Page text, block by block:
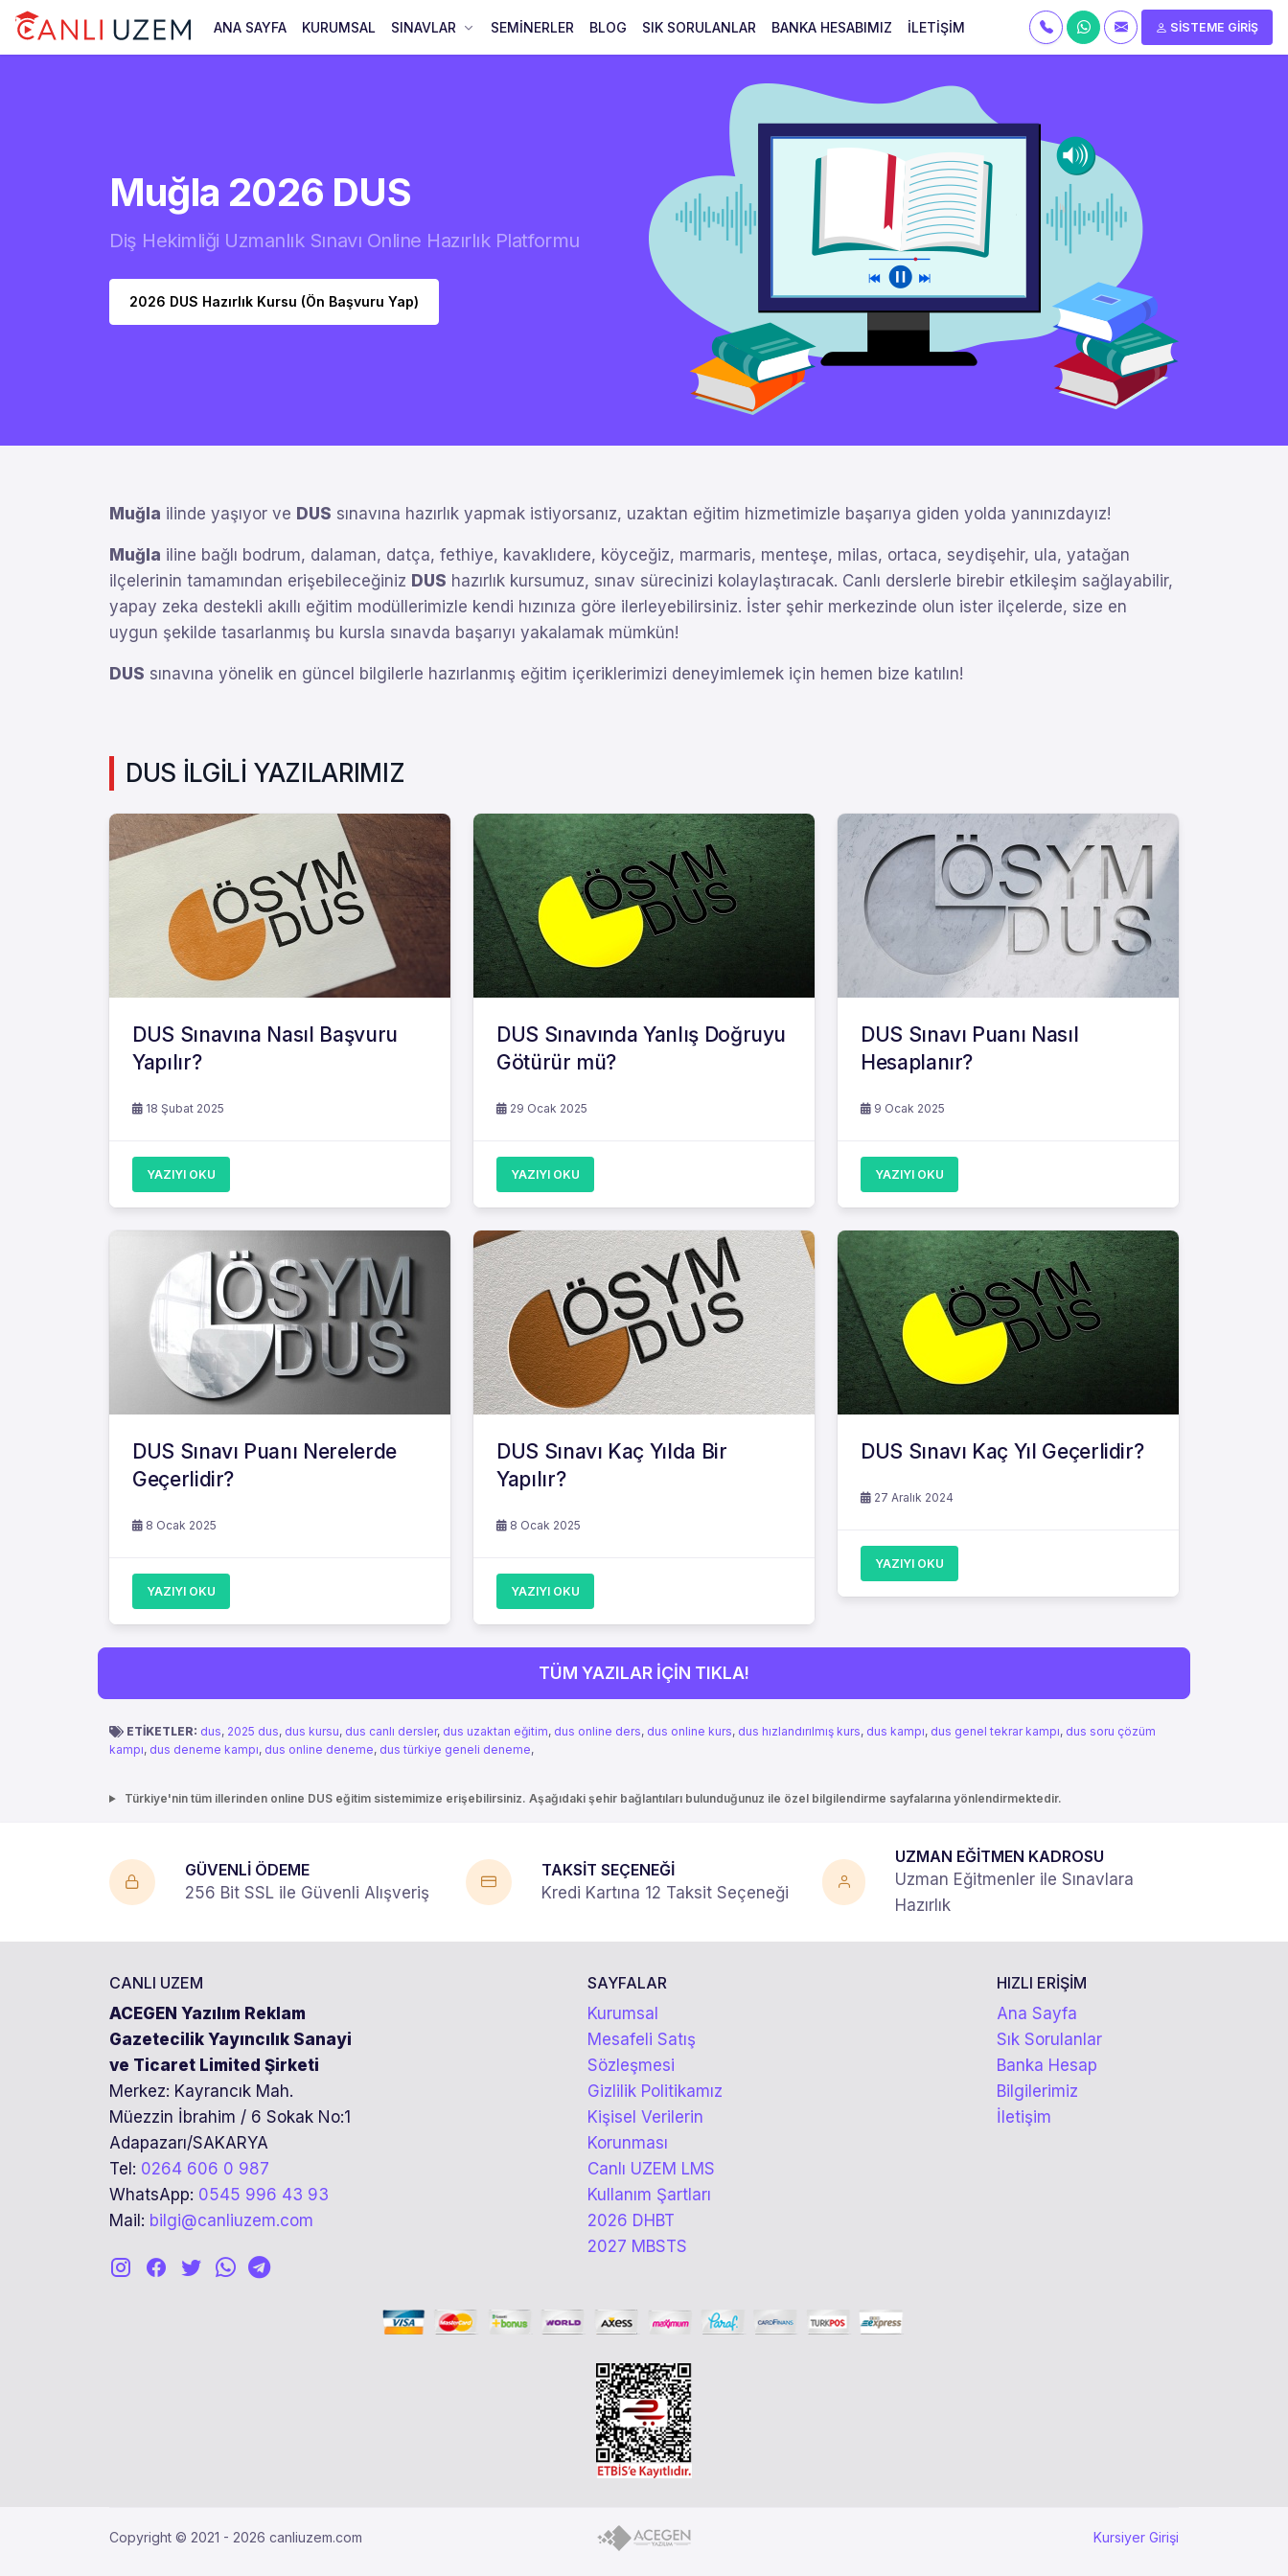
SİSTEME GİRİŞ
ANA SAYFA KURUMSAL SINAVLAR SEMİNERLER BLOG SIK SORULANLAR BANKA HESABIMIZ İLETİŞİM
Muğla 2026 DUS
Diş Hekimliği Uzmanlık Sınavı Online Hazırlık Platformu
2026 DUS Hazırlık Kursu (Ön Başvuru Yap)
Muğla ilinde yaşıyor ve DUS sınavına hazırlık yapmak istiyorsanız, uzaktan eğitim hizmetimizle başarıya giden yolda yanınızdayız!
Muğla iline bağlı bodrum, dalaman, datça, fethiye, kavaklıdere, köyceğiz, marmaris, menteşe, milas, ortaca, seydişehir, ula, yatağan
ilçelerinin tamamından erişebileceğiniz DUS hazırlık kursumuz, sınav sürecinizi kolaylaştıracak. Canlı derslerle birebir etkileşim sağlayabilir,
yapay zeka destekli akıllı eğitim modüllerimizle kendi hızınıza göre ilerleyebilirsiniz. İster şehir merkezinde olun ister ilçelerde, size en
uygun şekilde tasarlanmış bu kursla sınavda başarıyı yakalamak mümkün!
DUS sınavına yönelik en güncel bilgilerle hazırlanmış eğitim içeriklerimizi deneyimlemek için hemen bize katılın!
DUS İLGİLİ YAZILARIMIZ
DUS Sınavına Nasıl Başvuru
Yapılır?
18 Şubat 2025
YAZIYI OKU
DUS Sınavında Yanlış Doğruyu
Götürür mü?
29 Ocak 2025
YAZIYI OKU
DUS Sınavı Puanı Nasıl
Hesaplanır?
9 Ocak 2025
YAZIYI OKU
DUS Sınavı Puanı Nerelerde
Geçerlidir?
8 Ocak 2025
YAZIYI OKU
DUS Sınavı Kaç Yılda Bir
Yapılır?
8 Ocak 2025
YAZIYI OKU
DUS Sınavı Kaç Yıl Geçerlidir?
27 Aralık 2024
YAZIYI OKU
TÜM YAZILAR İÇİN TIKLA!
ETİKETLER: dus, 2025 dus, dus kursu, dus canlı dersler, dus uzaktan eğitim, dus online ders, dus online kurs, dus hızlandırılmış kurs, dus kampı, dus genel tekrar kampı, dus soru çözüm
kampı, dus deneme kampı, dus online deneme, dus türkiye geneli deneme,
Türkiye'nin tüm illerinden online DUS eğitim sistemimize erişebilirsiniz. Aşağıdaki şehir bağlantıları bulunduğunuz ile özel bilgilendirme sayfalarına yönlendirmektedir.
GÜVENLİ ÖDEME
256 Bit SSL ile Güvenli Alışveriş
TAKSİT SEÇENEĞİ
Kredi Kartına 12 Taksit Seçeneği
UZMAN EĞİTMEN KADROSU
Uzman Eğitmenler ile Sınavlara
Hazırlık
CANLI UZEM
ACEGEN Yazılım Reklam
Gazetecilik Yayıncılık Sanayi
ve Ticaret Limited Şirketi
Merkez: Kayrancık Mah.
Müezzin İbrahim / 6 Sokak No:1
Adapazarı/SAKARYA
Tel: 0264 606 0 987
WhatsApp: 0545 996 43 93
Mail: bilgi@canliuzem.com
SAYFALAR
Kurumsal
Mesafeli Satış
Sözleşmesi
Gizlilik Politikamız
Kişisel Verilerin
Korunması
Canlı UZEM LMS
Kullanım Şartları
2026 DHBT
2027 MBSTS
HIZLI ERİŞİM
Ana Sayfa
Sık Sorulanlar
Banka Hesap
Bilgilerimiz
İletişim
Copyright © 2021 - 2026 canliuzem.com Kursiyer Girişi